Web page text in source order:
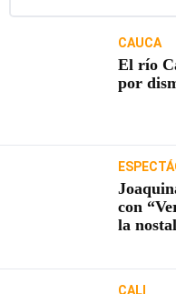
CAUCA
El río
por
con
la
CALI